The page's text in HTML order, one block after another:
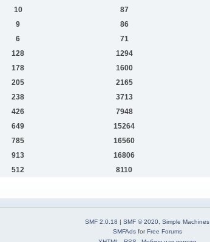
10 87
9 86
6 71
128 1294
178 1600
205 2165
238 3713
426 7948
649 15264
785 16560
913 16806
512 8110
SMF 2.0.18 | SMF © 2020 Simple Machines
SMFAdsforFree Forums